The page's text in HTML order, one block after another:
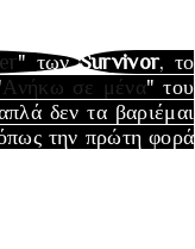
" τωνSurvivor, το
Ανήκω σε μένα" του
δεν τα βαριέμαι
την πρώτη φορά